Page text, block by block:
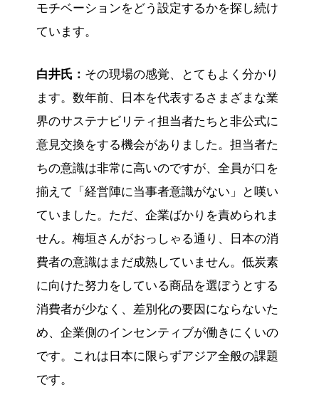
モチベーションをどう設定するかを探し続け
ています。
白井氏： その現場の感覚、とてもよく分かり
ます。数年前、日本を代表するさまざまな業
界のサステナビリティ担当者たちと非公式に
意見交換をする機会がありました。担当者た
ちの意識は非常に高いのですが、全員が口を
揃えて「経営陣に当事者意識がない」と嘆い
ていました。ただ、企業ばかりを責められま
せん。梅垣さんがおっしゃる通り、日本の消
費者の意識はまだ成熟していません。低炭素
に向けた努力をしている商品を選ぼうとする
消費者が少なく、差別化の要因にならないた
め、企業側のインセンティブが働きにくいの
です。これは日本に限らずアジア全般の課題
です。